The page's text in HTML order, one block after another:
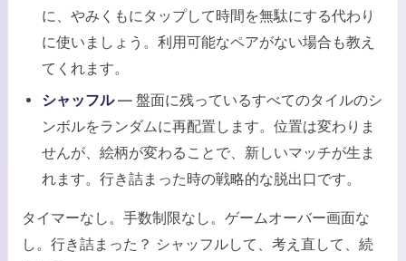
に、やみくもにタップして時間を無駄にする代わり
に使いましょう。利用可能なペアがない場合も教え
てくれます。
シャッフル— 盤面に残っているすべてのタイルのシ
ンボルをランダムに再配置します。位置は変わりま
せんが、絵柄が変わることで、新しいマッチが生ま
れます。行き詰まった時の戦略的な脱出口です。
タイマーなし。手数制限なし。ゲームオーバー画面な
し。行き詰まった？ シャッフルして、考え直して、続